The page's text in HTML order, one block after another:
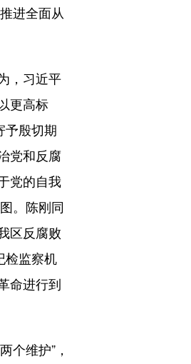
进全面从
，习近平
更高标
予殷切期
党和反腐
党的自我
。陈刚同
区反腐败
检监察机
命进行到
个维护”，